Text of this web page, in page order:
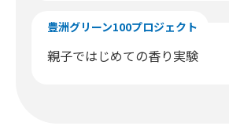
豊洲グリーン100プロジェクト
親子ではじめての香り実験